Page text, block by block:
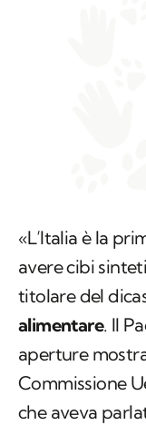
«L’Italia è la
avere cibi
titolare del
alimentare. Il
aperture
Commissione
che aveva